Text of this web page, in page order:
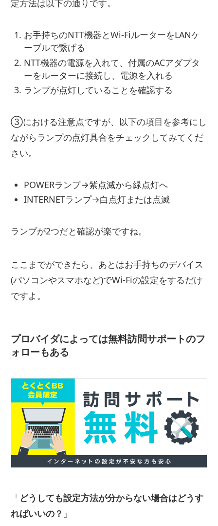
定方法は以下の通りです。
お手持ちのNTT機器とWi-FiルーターをLANケ
ーブルで繋げる
NTT機器の電源を入れて、付属のACアダプタ
ーをルーターに接続し、電源を入れる
ランプが点灯していることを確認する
③における注意点ですが、以下の項目を参考にし
ながらランプの点灯具合をチェックしてみてくだ
さい。
POWERランプ→紫点滅から緑点灯へ
INTERNETランプ→白点灯または点滅
ランプが2つだと確認が楽ですね。
ここまでができたら、あとはお手持ちのデバイス
(パソコンやスマホなど)でWi-Fiの設定をするだけ
ですよ。
プロバイダによっては無料訪問サポートのフ
ォローもある
「どうしても設定方法が分からない場合はどうす
ればいいの？ 」